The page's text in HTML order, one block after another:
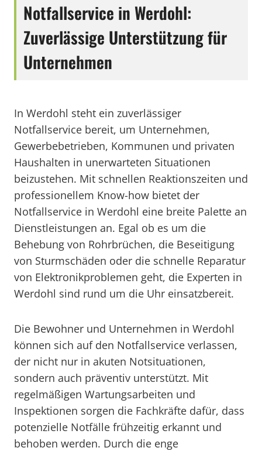
Notfallservice in Werdohl:
Zuverlässige Unterstützung für
Unternehmen
In Werdohl steht ein zuverlässiger
Notfallservice bereit, um Unternehmen,
Gewerbebetrieben, Kommunen und privaten
Haushalten in unerwarteten Situationen
beizustehen. Mit schnellen Reaktionszeiten und
professionellem Know-how bietet der
Notfallservice in Werdohl eine breite Palette an
Dienstleistungen an. Egal ob es um die
Behebung von Rohrbrüchen, die Beseitigung
von Sturmschäden oder die schnelle Reparatur
von Elektronikproblemen geht, die Experten in
Werdohl sind rund um die Uhr einsatzbereit.
Die Bewohner und Unternehmen in Werdohl
können sich auf den Notfallservice verlassen,
der nicht nur in akuten Notsituationen,
sondern auch präventiv unterstützt. Mit
regelmäßigen Wartungsarbeiten und
Inspektionen sorgen die Fachkräfte dafür, dass
potenzielle Notfälle frühzeitig erkannt und
behoben werden. Durch die enge